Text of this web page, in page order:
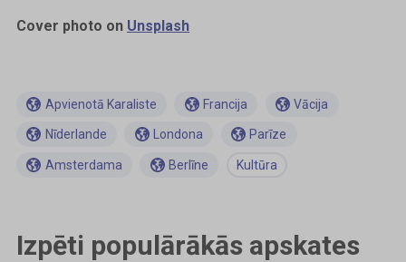
Cover photo on Unsplash
Apvienotā Karaliste Francija Vācija
Nīderlande Londona Parīze
Amsterdama Berlīne Kultūra
Izpēti populārākās apskates